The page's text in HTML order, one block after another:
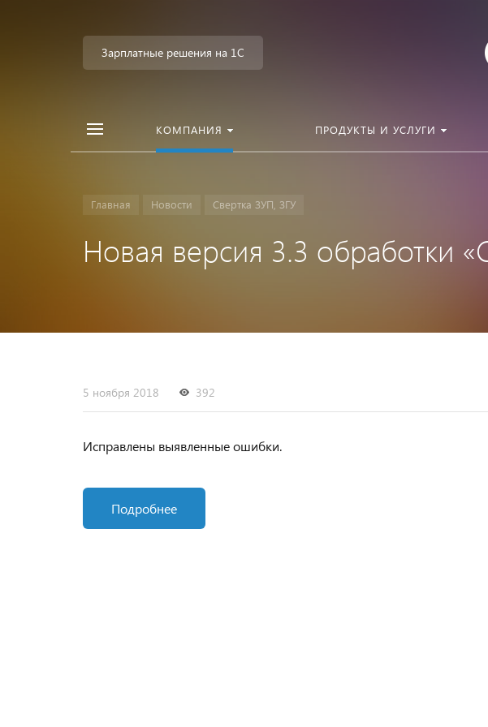
Зарплатные решения на 1С
КОМПАНИЯ ПРОДУКТЫ И УСЛУГИ
Главная Новости Свертка ЗУП, ЗГУ
Новая версия 3.3 обработки
5 ноября 2018 392
Исправлены выявленные ошибки.
Подробнее